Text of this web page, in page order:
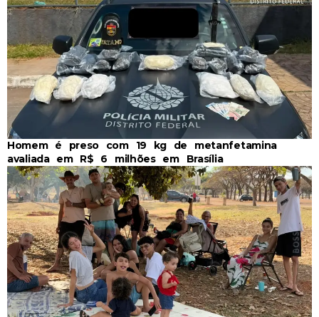
Homem é preso com 19 kg de metanfetamina
avaliada em R$ 6 milhões em Brasília